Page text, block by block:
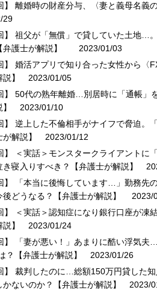
】 離婚時の財産分与、〈妻と義母名義
29
】 祖父が「無償」で貸していた土地…
弁護士が解説】
2023/01/03
】 婚活アプリで知り合った女性から
】
2023/01/05
】 50代の熟年離婚…別居時に「通帳」
2023/01/10
】 逆上した不倫相手がナイフで脅迫
が解説】
2023/01/12
】 ＜実話＞モンスタークライアント
寝入りすべき？【弁護士が解説】
】 「本当に後悔しています…」勤務先
どうなる？【弁護士が解説】
2023/
】 ＜実話＞認知症になり銀行口座が
】
2023/01/24
】 「妻が悪い！」あまりに酷い浮気
？【弁護士が解説】
2023/01/26
】 裁判したのに…総額150万円貸した
ないのか？【弁護士が解説】
2023/